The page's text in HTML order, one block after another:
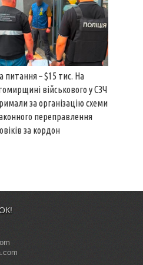
питання – $15 тис. На
військового у СЗЧ
за організацію схеми
переправлення
за кордон